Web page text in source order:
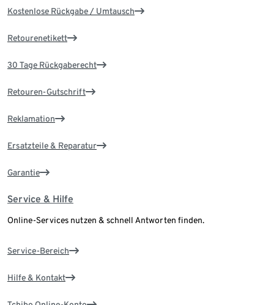
Kostenlose Rückgabe / Umtausch
Retourenetikett
30 Tage Rückgaberecht
Retouren-Gutschrift
Reklamation
Ersatzteile & Reparatur
Garantie
Service & Hilfe
Online-Services nutzen & schnell Antworten finden.
Service-Bereich
Hilfe & Kontakt